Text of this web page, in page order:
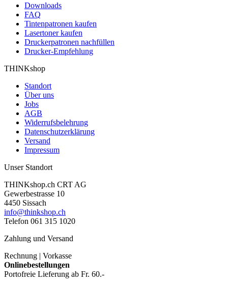
Downloads
FAQ
Tintenpatronen kaufen
Lasertoner kaufen
Druckerpatronen nachfüllen
Drucker-Empfehlung
THINKshop
Standort
Über uns
Jobs
AGB
Widerrufsbelehrung
Datenschutzerklärung
Versand
Impressum
Unser Standort
THINKshop.ch CRT AG
Gewerbestrasse 10
4450 Sissach
info@thinkshop.ch
Telefon 061 315 1020
Zahlung und Versand
Rechnung | Vorkasse
Onlinebestellungen
Portofreie Lieferung ab Fr. 60.-